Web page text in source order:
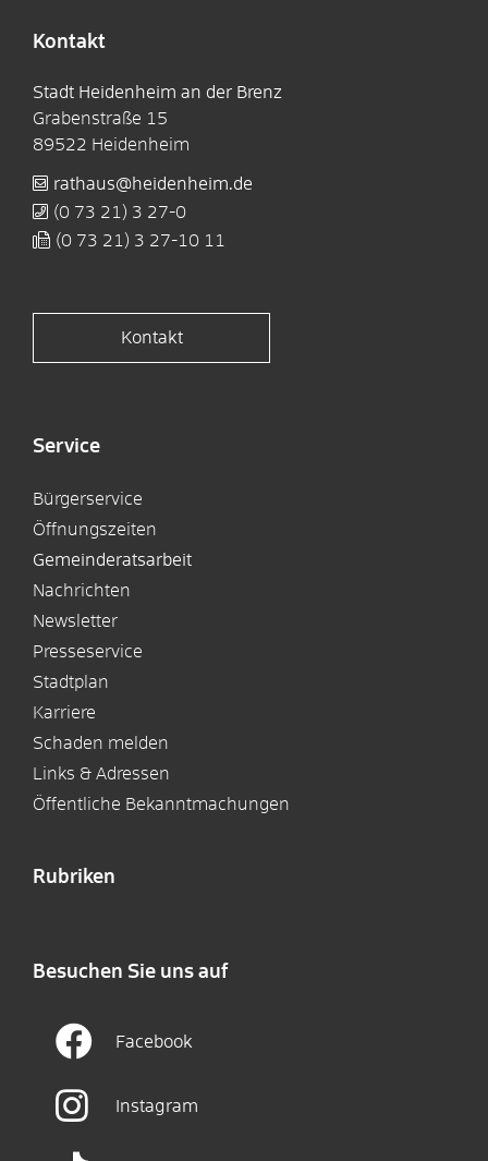
Kontakt
Stadt Heidenheim an der Brenz
Grabenstraße 15
89522 Heidenheim
rathaus@heidenheim.de
(0 73 21) 3 27-0
(0 73 21) 3 27-10 11
Kontakt
Service
Bürgerservice
Öffnungszeiten
Gemeinderatsarbeit
Nachrichten
Newsletter
Presseservice
Stadtplan
Karriere
Schaden melden
Links & Adressen
Öffentliche Bekanntmachungen
Rubriken
Besuchen Sie uns auf
Facebook
Instagram